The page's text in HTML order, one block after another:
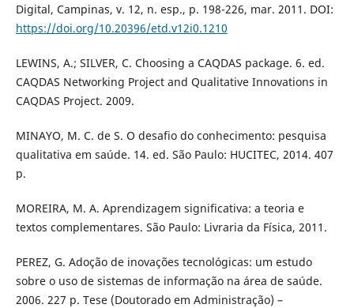
Digital, Campinas, v. 12, n. esp., p. 198-226, mar. 2011. DOI:
https://doi.org/10.20396/etd.v12i0.1210
LEWINS, A.; SILVER, C. Choosing a CAQDAS package. 6. ed.
CAQDAS Networking Project and Qualitative Innovations in
CAQDAS Project. 2009.
MINAYO, M. C. de S. O desafio do conhecimento: pesquisa
qualitativa em saúde. 14. ed. São Paulo: HUCITEC, 2014. 407
p.
MOREIRA, M. A. Aprendizagem significativa: a teoria e
textos complementares. São Paulo: Livraria da Física, 2011.
PEREZ, G. Adoção de inovações tecnológicas: um estudo
sobre o uso de sistemas de informação na área de saúde.
2006. 227 p. Tese (Doutorado em Administração) –